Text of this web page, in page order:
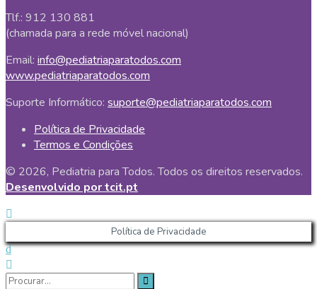
Tlf.: 912 130 881
(chamada para a rede móvel nacional)
Email: info@pediatriaparatodos.com
www.pediatriaparatodos.com
Suporte Informático: suporte@pediatriaparatodos.com
Política de Privacidade
Termos e Condições
© 2026, Pediatria para Todos. Todos os direitos reservados.
Desenvolvido por tcit.pt
Política de Privacidade